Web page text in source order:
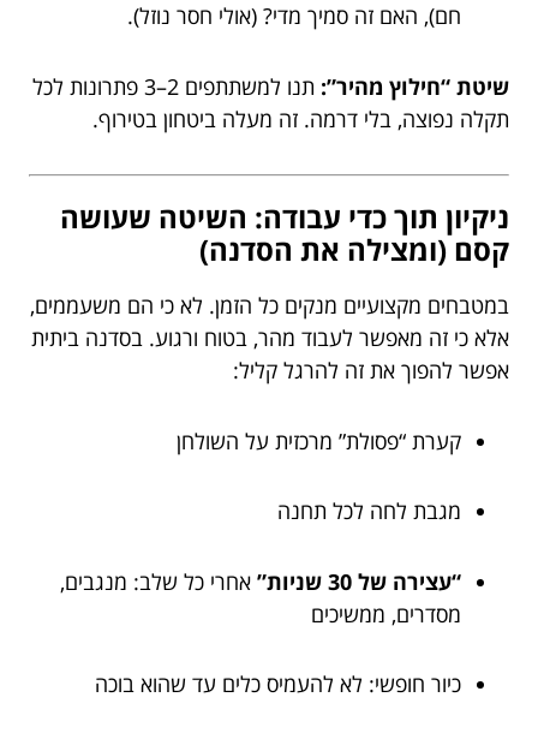
חם), האם זה סמיך מדי? (אולי חסר נוזל).
שיטת “חילוץ מהיר”:
תנו למשתתפים 2–3 פתרונות לכל
תקלה נפוצה, בלי דרמה. זה מעלה ביטחון בטירוף.
ניקיון תוך כדי עבודה: השיטה שעושה
קסם (ומצילה את הסדנה)
במטבחים מקצועיים מנקים כל הזמן. לא כי הם משעממים,
אלא כי זה מאפשר לעבוד מהר, בטוח ורגוע. בסדנה ביתית
אפשר להפוך את זה להרגל קליל:
קערת “פסולת” מרכזית על השולחן
מגבת לחה לכל תחנה
“עצירה של 30 שניות”
אחרי כל שלב: מנגבים,
מסדרים, ממשיכים
כיור חופשי: לא להעמיס כלים עד שהוא בוכה